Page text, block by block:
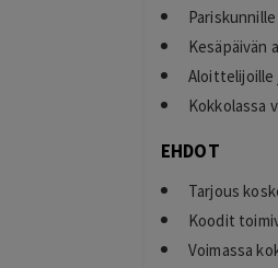
Kesäpäivän
Aloittelijoille
Kokkolassa
EHDOT
Tarjous
Koodit
Voimassa